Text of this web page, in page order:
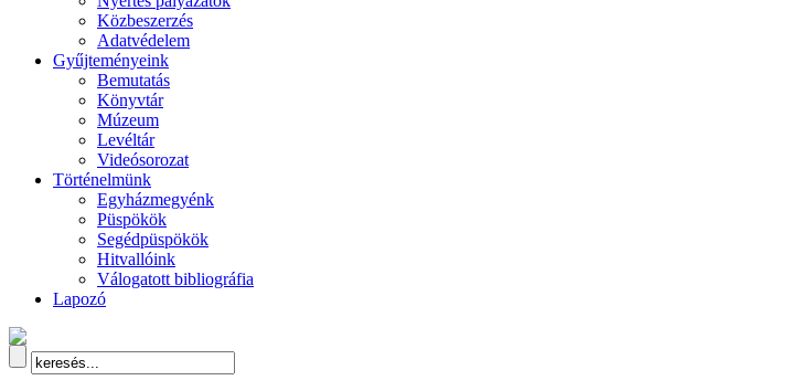
Közbeszerzés
Adatvédelem
Gyűjteményeink
Bemutatás
Könyvtár
Múzeum
Levéltár
Videósorozat
Történelmünk
Egyházmegyénk
Püspökök
Segédpüspökök
Hitvallóink
Válogatott bibliográfia
Lapozó